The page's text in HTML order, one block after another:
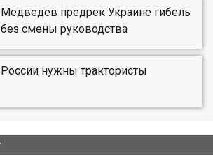
Медведев предрек Украине гибель
без смены руководства
России нужны трактористы